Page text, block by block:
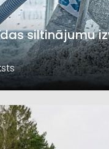
siltinājumu